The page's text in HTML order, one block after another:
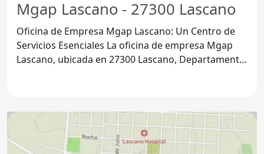
Mgap Lascano - 27300 Lascano
Oficina de Empresa Mgap Lascano: Un Centro de
Servicios Esenciales La oficina de empresa Mgap
Lascano, ubicada en 27300 Lascano, Departamento